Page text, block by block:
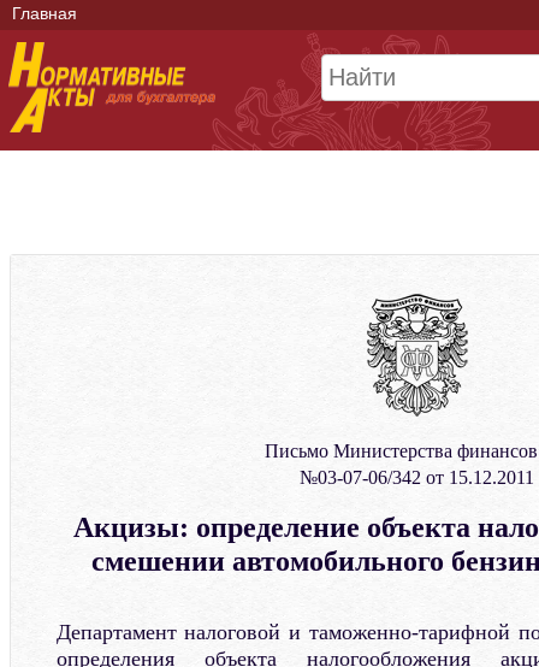
Главная
Письмо Министерства
№03-07-06/342 от 15.12.2011
Акцизы: определение объекта
смешении автомобильного
Департамент налоговой и таможенно-тарифной
определения объекта налогообложения